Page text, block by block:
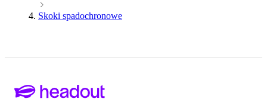
Skoki spadochronowe